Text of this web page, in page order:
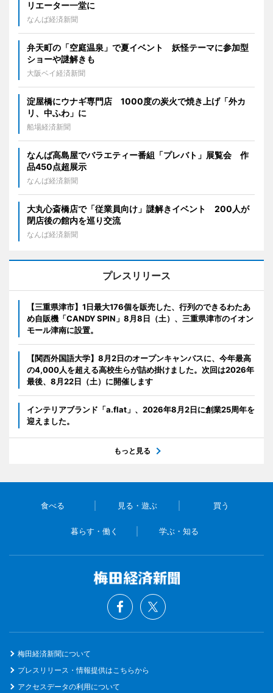
リエーター一堂に
なんば経済新聞
弁天町の「空庭温泉」で夏イベント 妖怪テーマに参加型
ショーや謎解きも
大阪ベイ経済新聞
淀屋橋にウナギ専門店 1000度の炭火で焼き上げ「外カ
リ、中ふわ」に
船場経済新聞
なんば高島屋でバラエティー番組「プレバト」展覧会 作
品450点超展示
なんば経済新聞
大丸心斎橋店で「従業員向け」謎解きイベント 200人が
閉店後の館内を巡り交流
なんば経済新聞
プレスリリース
【三重県津市】1日最大176個を販売した、行列のできるわたあ
め自販機「CANDY SPIN」8月8日（土）、三重県津市のイオン
モール津南に設置。
【関西外国語大学】8月2日のオープンキャンパスに、今年最高
の4,000人を超える高校生らが詰め掛けました。次回は2026年
最後、8月22日（土）に開催します
インテリアブランド「a.flat」、2026年8月2日に創業25周年を
迎えました。
もっと見る
食べる 見る・遊ぶ 買う
暮らす・働く 学ぶ・知る
梅田経済新聞について
プレスリリース・情報提供はこちらから
アクセスデータの利用について